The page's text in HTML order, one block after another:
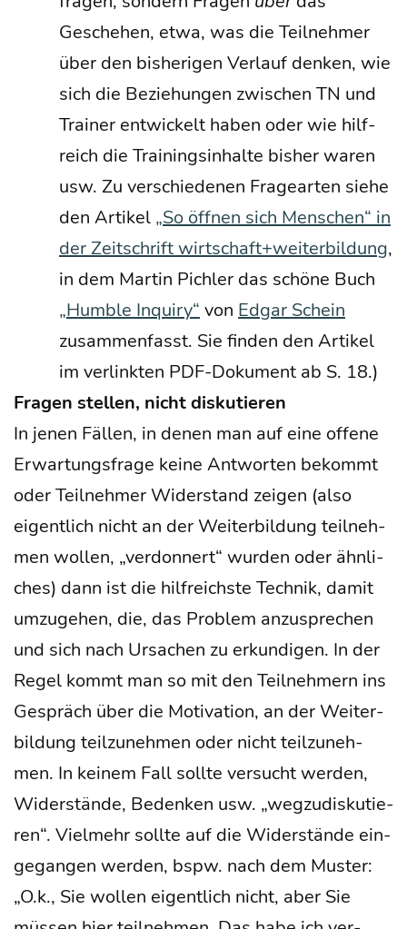
Gesche­hen, etwa, was die Teil­neh­mer
über den bis­he­ri­gen Ver­lauf den­ken, wie
sich die Bezie­hun­gen zwi­schen TN und
Trai­ner ent­wi­ckelt haben oder wie hilf­
reich die Trai­nings­in­hal­te bis­her waren
usw. Zu ver­schie­de­nen Fra­ge­ar­ten sie­he
den Arti­kel „So öff­nen sich Men­schen“ in
der Zeit­schrift wirtschaft+weiterbildung,
in dem Mar­tin Pich­ler das schö­ne Buch
„Hum­ble Inquiry“ von Edgar Schein
zusam­men­fasst. Sie fin­den den Arti­kel
im ver­link­ten PDF-Doku­ment ab S. 18.)
Fra­gen stel­len, nicht diskutieren
In jenen Fäl­len, in denen man auf eine offe­ne
Erwar­tungs­fra­ge kei­ne Ant­wor­ten bekommt
oder Teil­neh­mer Wider­stand zei­gen (also
eigent­lich nicht an der Wei­ter­bil­dung teil­neh­
men wol­len, „ver­don­nert“ wur­den oder ähn­li­
ches) dann ist die hilf­reichs­te Tech­nik, damit
umzu­ge­hen, die, das Pro­blem anzu­spre­chen
und sich nach Ursa­chen zu erkun­di­gen. In der
Regel kommt man so mit den Teil­neh­mern ins
Gespräch über die Moti­va­ti­on, an der Wei­ter­
bil­dung teil­zu­neh­men oder nicht teil­zu­neh­
men. In kei­nem Fall soll­te ver­sucht wer­den,
Wider­stän­de, Beden­ken usw. „weg­zu­dis­ku­tie­
ren“. Viel­mehr soll­te auf die Wider­stän­de ein­
ge­gan­gen wer­den, bspw. nach dem Mus­ter:
„O.k., Sie wol­len eigent­lich nicht, aber Sie